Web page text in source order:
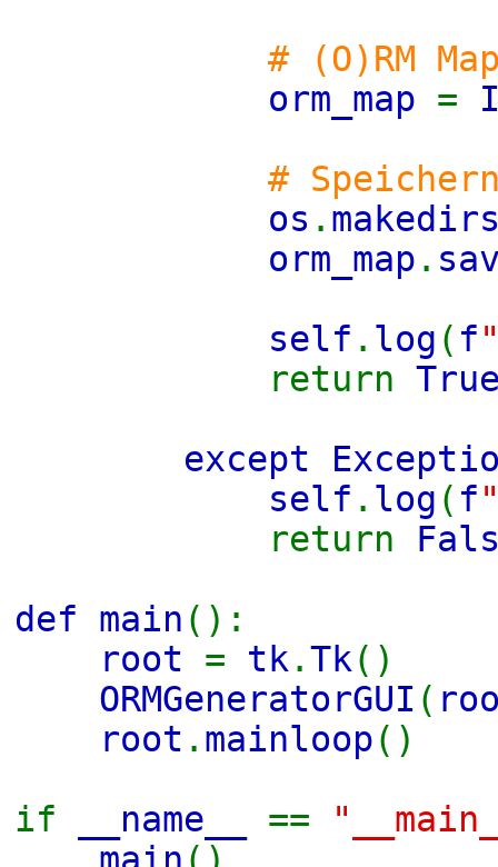
# (O)RM
orm_map =
#
os .
orm_map .
self . log ( f
return
except
self . log ( f
return
def main ():
root = tk .Tk()
ORMGeneratorGUI (
root . mainloop()
if
__name__ ==
main ()